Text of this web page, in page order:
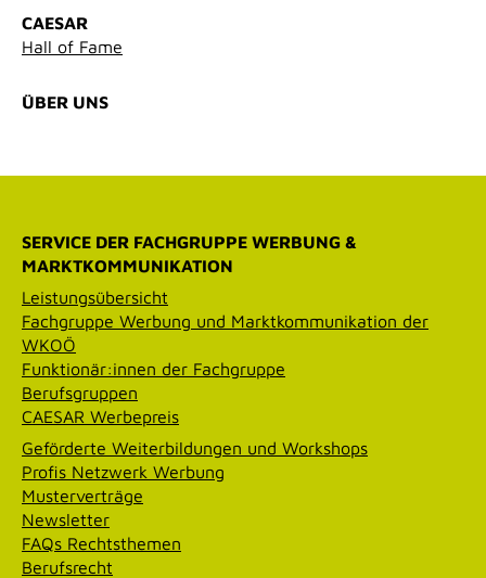
CAESAR
Hall of Fame
ÜBER UNS
SERVICE DER FACHGRUPPE WERBUNG &
MARKTKOMMUNIKATION
Leistungsübersicht
Fachgruppe Werbung und Marktkommunikation der
WKOÖ
Funktionär:innen der Fachgruppe
Berufsgruppen
CAESAR Werbepreis
Geförderte Weiterbildungen und Workshops
Profis Netzwerk Werbung
Musterverträge
Newsletter
FAQs Rechtsthemen
Berufsrecht